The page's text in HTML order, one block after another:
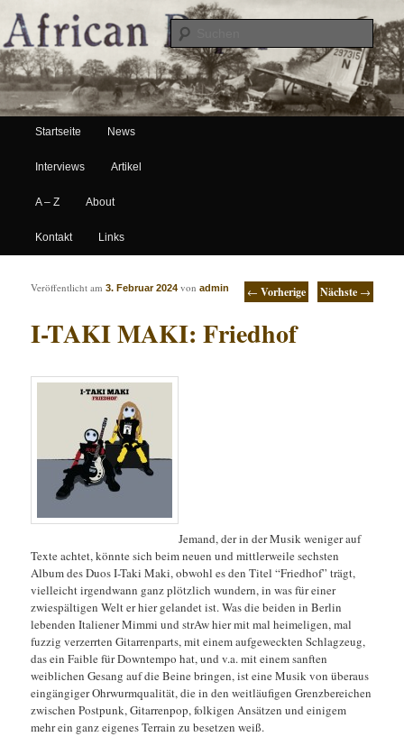
African Paper
Hauptmenü
Zum Inhalt wechseln
Zum sekundären Inhalt wechseln
Startseite News
Interviews Artikel
A – Z About
Kontakt Links
Artikelnavigation ← Vorherige Nächste →
I-TAKI MAKI: Friedhof
Veröffentlicht am3. Februar 2024 vonadmin
Jemand, der in der Musik weniger auf
Texte achtet, könnte sich beim neuen und mittlerweile sechsten
Album des Duos I-Taki Maki, obwohl es den Titel “Friedhof” trägt,
vielleicht irgendwann ganz plötzlich wundern, in was für einer
zwiespältigen Welt er hier gelandet ist. Was die beiden in Berlin
lebenden Italiener Mimmi und strAw hier mit mal heimeligen, mal
fuzzig verzerrten Gitarrenparts, mit einemaufgeweckten Schlagzeug,
das ein Faible für Downtempo hat, und v.a. mit einem sanften
weiblichen Gesang auf die Beine bringen, ist eine Musik von überaus
eingängiger Ohrwurmqualität, die in den weitläufigen Grenzbereichen
zwischen Postpunk, Gitarrenpop, folkigen Ansätzen und einigem
mehr ein ganz eigenes Terrain zu besetzen weiß.